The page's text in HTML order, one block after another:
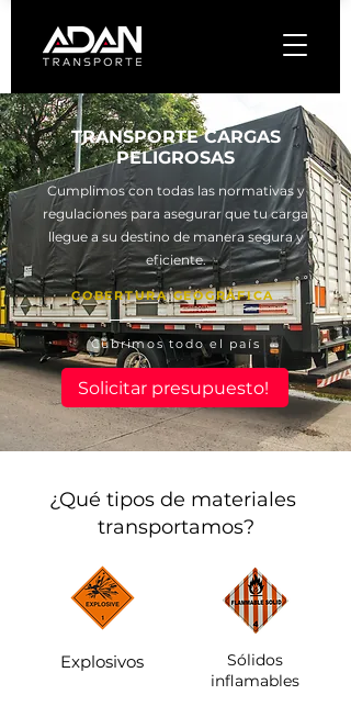
TRANSPORTE CARGAS
PELIGROSAS
Cumplimos con todas las normativas y
regulaciones para asegurar que tu carga
llegue a su destino de manera segura y
eficiente.
COBERTURA GEOGRÁFICA
Cubrimos todo el país
Solicitar presupuesto!
¿Qué tipos de materiales
transportamos?
Explosivos
Sólidos
inflamables